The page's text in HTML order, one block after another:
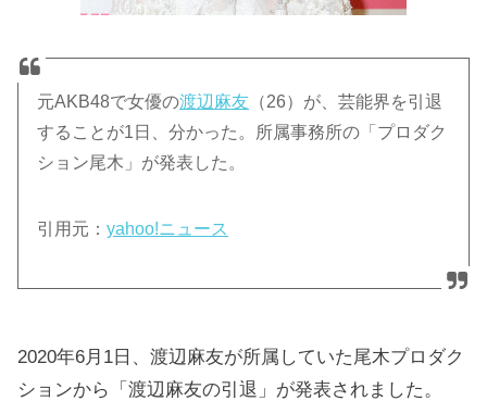
元AKB48で女優の渡辺麻友 （26）が、芸能界を引退
することが1日、分かった。所属事務所の「プロダク
ション尾木」が発表した。
引用元：yahoo!ニュース
2020年6月1日、渡辺麻友が所属していた尾木プロダク
ションから「渡辺麻友の引退」が発表されました。